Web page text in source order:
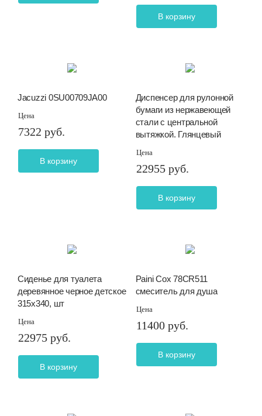
В корзину
Jacuzzi 0SU00709JA00
Цена
7322 руб.
В корзину
Диспенсер для рулонной
бумаги из нержавеющей
стали с центральной
вытяжкой. Глянцевый
Цена
22955 руб.
В корзину
Сиденье для туалета
деревянное черное детское
315х340, шт
Цена
22975 руб.
В корзину
Paini Сox 78CR511
смеситель для душа
Цена
11400 руб.
В корзину